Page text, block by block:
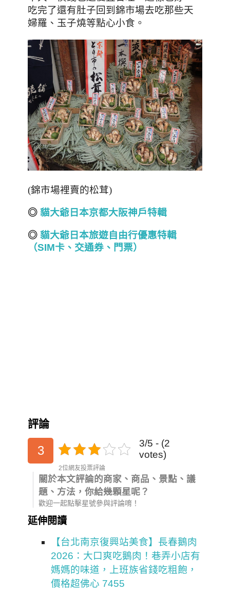
吃完了還有肚子回到錦市場去吃那些天
婦羅、玉子燒等點心小食。
(錦市場裡賣的松茸)
◎ 貓大爺日本京都大阪神戶特輯
◎ 貓大爺日本旅遊自由行優惠特輯
（SIM卡、交通券、門票）
評論
3
3/5 - (2
votes)
2位網友投票評論
關於本文評論的商家、商品、景點、議
題、方法，你給幾顆星呢？
歡迎一起點擊星號參與評論唷！
延伸閱讀
【台北南京復興站美食】長春鵝肉
2026：大口爽吃鵝肉！巷弄小店有
媽媽的味道，上班族省錢吃粗飽，
價格超佛心 7455